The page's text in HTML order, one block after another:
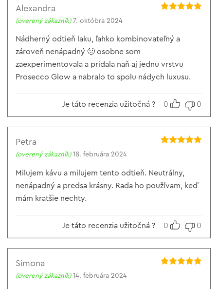
Alexandra
(overený zákazník) 7. októbra 2024
Nádherný odtieň laku, ľahko kombinovateľný a
zároveň nenápadný 🙂 osobne som
zaexperimentovala a pridala naň aj jednu vrstvu
Prosecco Glow a nabralo to spolu nádych luxusu.
Je táto recenzia užitočná ? 0 0
Petra
(overený zákazník) 18. februára 2024
Milujem kávu a milujem tento odtieň. Neutrálny,
nenápadný a predsa krásny. Rada ho používam, keď
mám kratšie nechty.
Je táto recenzia užitočná ? 0 0
Simona
(overený zákazník) 14. februára 2024